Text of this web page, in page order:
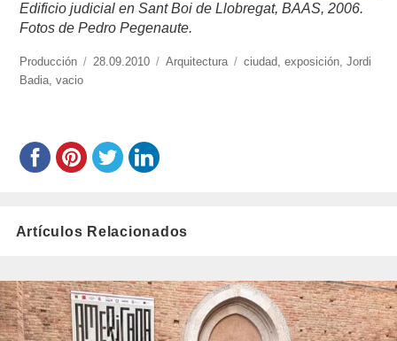
Edificio judicial en Sant Boi de Llobregat, BAAS,2006.
Fotos de Pedro Pegenaute.
https://www.experimenta.es/author/produccion/
Producción
Publicado
28.09.2010 Categorías
Arquitectura Etiquetas
ciudad,exposición,Jordi
Badia,vacio
Artículos Relacionados